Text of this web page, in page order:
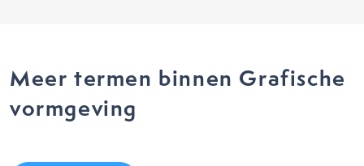
Meer termen binnen Grafische
vormgeving